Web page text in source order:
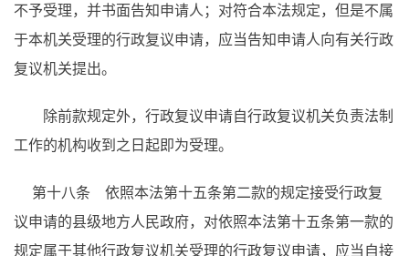
不予受理，并书面告知申请人；对符合本法规定，但是不属
于本机关受理的行政复议申请，应当告知申请人向有关行政
复议机关提出。
除前款规定外，行政复议申请自行政复议机关负责法制
工作的机构收到之日起即为受理。
第十八条 依照本法第十五条第二款的规定接受行政复
议申请的县级地方人民政府，对依照本法第十五条第一款的
规定属于其他行政复议机关受理的行政复议申请，应当自接